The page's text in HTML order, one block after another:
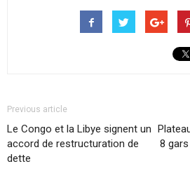
Previous article
Le Congo et la Libye signent un
accord de restructuration de
dette
8